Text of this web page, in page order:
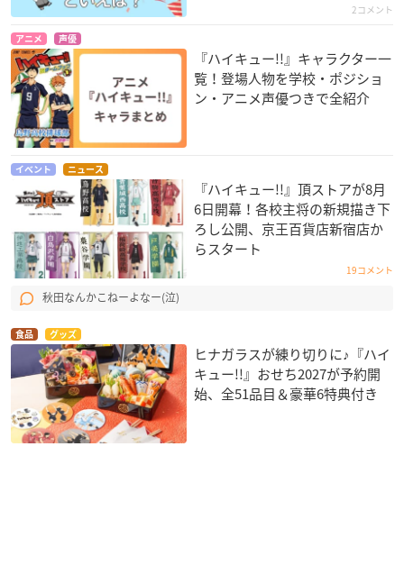
2コメント
アニメ 声優
『ハイキュー!!』キャラクター一
覧！登場人物を学校・ポジショ
ン・アニメ声優つきで全紹介
イベント ニュース
『ハイキュー!!』頂ストアが8月
6日開幕！各校主将の新規描き下
ろし公開、京王百貨店新宿店か
らスタート
19コメント
秋田なんかこねーよなー(泣)
食品 グッズ
ヒナガラスが練り切りに♪『ハイ
キュー!!』おせち2027が予約開
始、全51品目＆豪華6特典付き